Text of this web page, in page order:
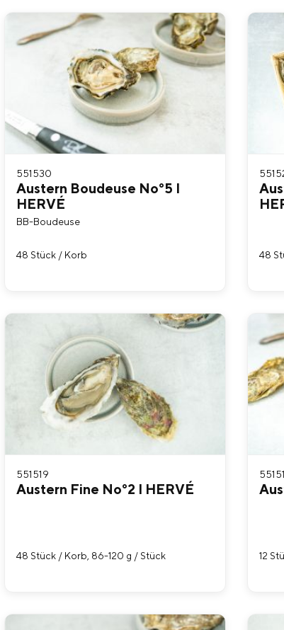
551530
Austern Boudeuse No°5 I
HERVÉ
BB-Boudeuse
48 Stück / Korb 48
551519
Austern Fine No°2 I HERVÉ
48 Stück / Korb, 86-120 g / Stück 12